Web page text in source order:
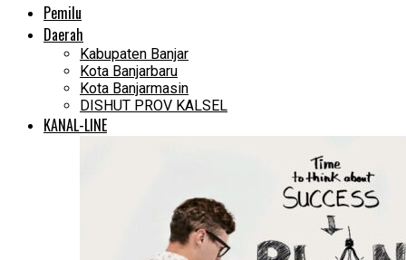
Pemilu
Daerah
Kabupaten Banjar
Kota Banjarbaru
Kota Banjarmasin
DISHUT PROV KALSEL
KANAL-LINE